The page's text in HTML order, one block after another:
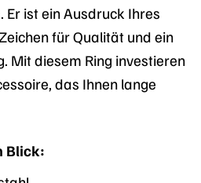
Er ist ein Ausdruck Ihres
für Qualität und ein
Mit diesem Ring investieren
das Ihnen lange
Blick: